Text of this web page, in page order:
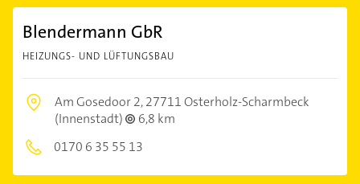
Blendermann GbR
HEIZUNGS- UND LÜFTUNGSBAU
Am Gosedoor 2,27711 Osterholz-Scharmbeck
(Innenstadt)
6,8 km
0170 6 35 55 13